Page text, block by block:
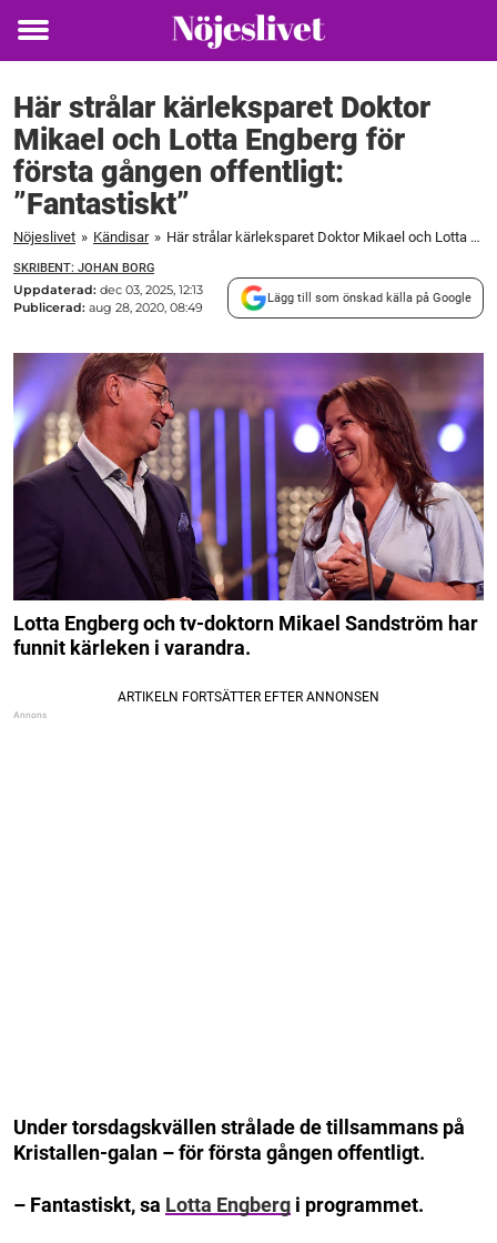
Toggle
Här strålar kärleksparet Doktor
Mikael och Lotta Engberg för
första gången offentligt:
”Fantastiskt”
Nöjeslivet » Kändisar » Här strålar kärleksparet Doktor Mikael och Lotta Engberg för första gången offentligt: ”Fantastiskt”
SKRIBENT: JOHAN BORG
Uppdaterad: dec 03, 2025, 12:13
Publicerad: aug 28, 2020, 08:49
Lägg till som önskad källa på Google
Lotta Engberg och tv-doktorn Mikael Sandström har
funnit kärleken i varandra.
Under torsdagskvällen strålade de tillsammans på
Kristallen-galan – för första gången offentligt.
– Fantastiskt, sa Lotta Engberg i programmet.